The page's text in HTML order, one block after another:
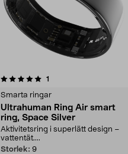
1
Smarta ringar
Ultrahuman Ring Air smart
ring, Space Silver
Aktivitetsring i superlätt design –
vattentät....
Storlek: 9
5.0 av 5 stjärnor